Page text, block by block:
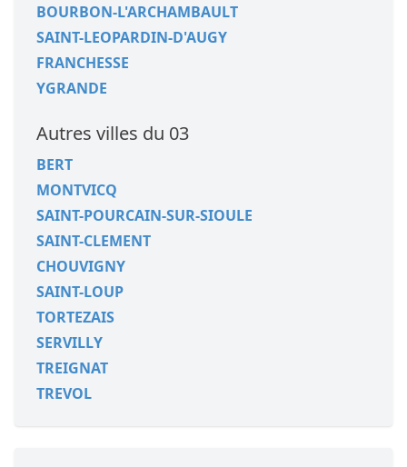
BOURBON-L'ARCHAMBAULT
SAINT-LEOPARDIN-D'AUGY
FRANCHESSE
YGRANDE
Autres villes du 03
BERT
MONTVICQ
SAINT-POURCAIN-SUR-SIOULE
SAINT-CLEMENT
CHOUVIGNY
SAINT-LOUP
TORTEZAIS
SERVILLY
TREIGNAT
TREVOL